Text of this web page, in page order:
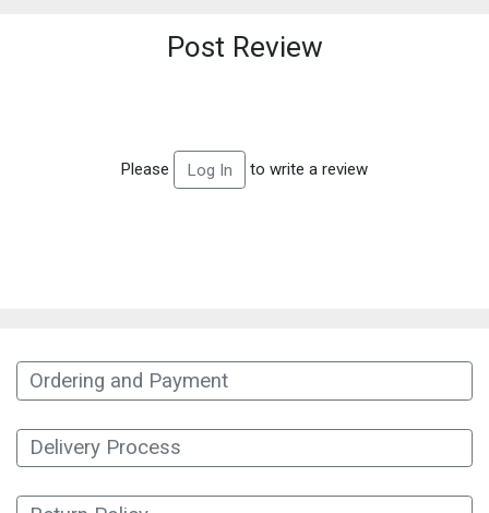
Post Review
Please Log In to write a review
Ordering and Payment
Delivery Process